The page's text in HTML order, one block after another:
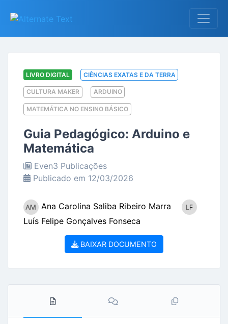
LIVRO DIGITAL CIÊNCIAS EXATAS E DA TERRA
CULTURA MAKER ARDUINO
MATEMÁTICA NO ENSINO BÁSICO
Guia Pedagógico: Arduino e
Matemática
Even3 Publicações
Publicado em 12/03/2026
Ana Carolina Saliba Ribeiro Marra
Luís Felipe Gonçalves Fonseca
BAIXAR DOCUMENTO